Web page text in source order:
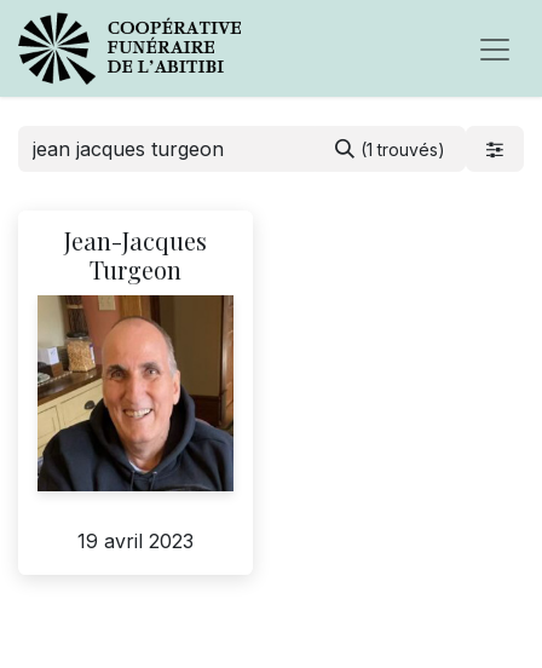
(1 trouvés)
Jean-Jacques
Turgeon
19 avril 2023